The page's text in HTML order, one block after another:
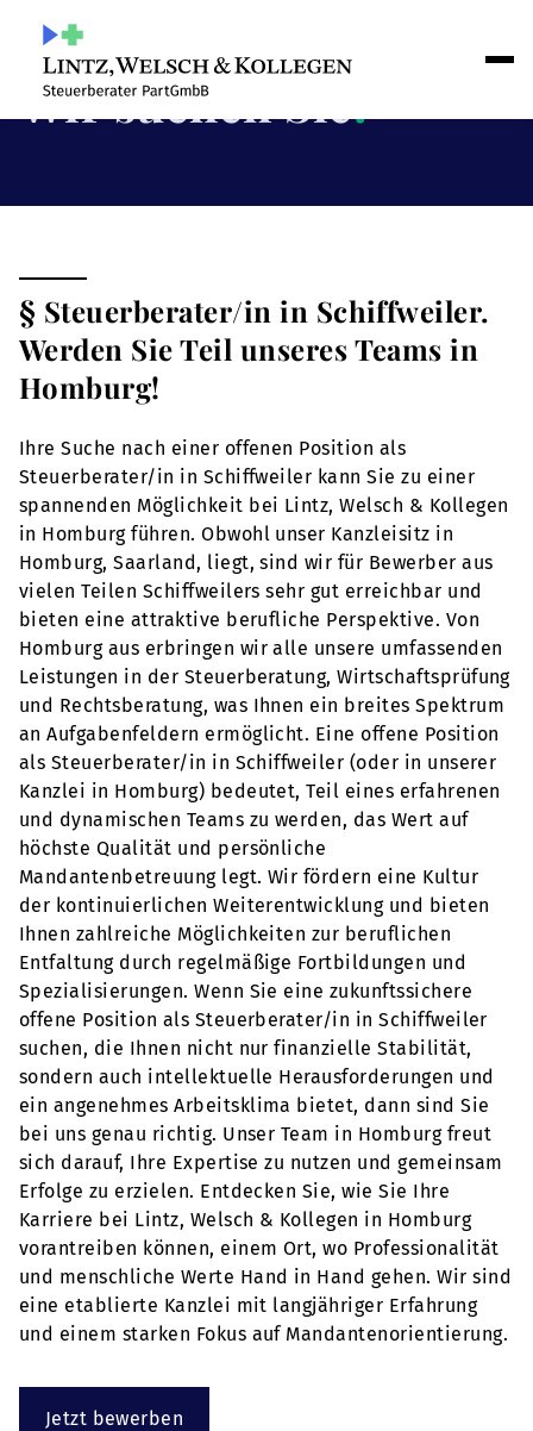
Wir suchen Sie!
§ Steuerberater/in in Schiffweiler.
Werden Sie Teil unseres Teams in
Homburg!
Ihre Suche nach einer offenen Position als
Steuerberater/in in Schiffweiler kann Sie zu einer
spannenden Möglichkeit bei Lintz, Welsch & Kollegen
in Homburg führen. Obwohl unser Kanzleisitz in
Homburg, Saarland, liegt, sind wir für Bewerber aus
vielen Teilen Schiffweilers sehr gut erreichbar und
bieten eine attraktive berufliche Perspektive. Von
Homburg aus erbringen wir alle unsere umfassenden
Leistungen in der Steuerberatung, Wirtschaftsprüfung
und Rechtsberatung, was Ihnen ein breites Spektrum
an Aufgabenfeldern ermöglicht. Eine offene Position
als Steuerberater/in in Schiffweiler (oder in unserer
Kanzlei in Homburg) bedeutet, Teil eines erfahrenen
und dynamischen Teams zu werden, das Wert auf
höchste Qualität und persönliche
Mandantenbetreuung legt. Wir fördern eine Kultur
der kontinuierlichen Weiterentwicklung und bieten
Ihnen zahlreiche Möglichkeiten zur beruflichen
Entfaltung durch regelmäßige Fortbildungen und
Spezialisierungen. Wenn Sie eine zukunftssichere
offene Position als Steuerberater/in in Schiffweiler
suchen, die Ihnen nicht nur finanzielle Stabilität,
sondern auch intellektuelle Herausforderungen und
ein angenehmes Arbeitsklima bietet, dann sind Sie
bei uns genau richtig. Unser Team in Homburg freut
sich darauf, Ihre Expertise zu nutzen und gemeinsam
Erfolge zu erzielen. Entdecken Sie, wie Sie Ihre
Karriere bei Lintz, Welsch & Kollegen in Homburg
vorantreiben können, einem Ort, wo Professionalität
und menschliche Werte Hand in Hand gehen. Wir sind
eine etablierte Kanzlei mit langjähriger Erfahrung
und einem starken Fokus auf Mandantenorientierung.
Jetzt bewerben